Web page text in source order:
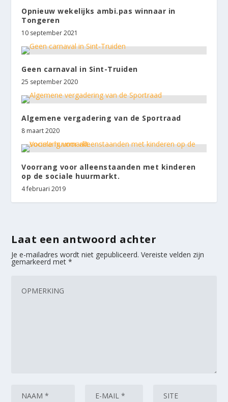
Opnieuw wekelijks ambi.pas winnaar in
Tongeren
10 september 2021
Geen carnaval in Sint-Truiden
25 september 2020
Algemene vergadering van de Sportraad
8 maart 2020
Voorrang voor alleenstaanden met kinderen
op de sociale huurmarkt.
4 februari 2019
Laat een antwoord achter
Je e-mailadres wordt niet gepubliceerd. Vereiste velden zijn
gemarkeerd met*